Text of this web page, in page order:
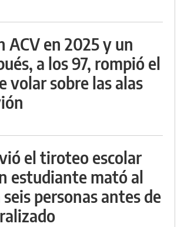
ACV en 2025 y un
a los 97, rompió el
volar sobre las alas
el tiroteo escolar
estudiante mató al
personas antes de